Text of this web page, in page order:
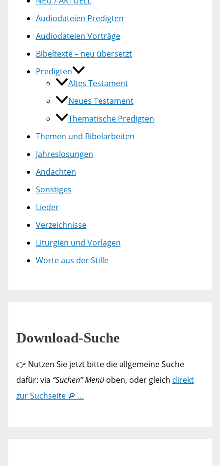
Audiodateien Predigten
Audiodateien Vorträge
Bibeltexte – neu übersetzt
Predigten
Altes Testament
Neues Testament
Thematische Predigten
Themen und Bibelarbeiten
Jahreslosungen
Andachten
Sonstiges
Lieder
Verzeichnisse
Liturgien und Vorlagen
Worte aus der Stille
Download-Suche
👉 Nutzen Sie jetzt bitte die allgemeine Suche
dafür: via “Suchen” Menüoben, oder gleich direkt
zur Suchseite 🔎 …